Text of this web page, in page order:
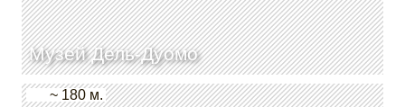
Музей Дель-Дуомо
~ 180 м.